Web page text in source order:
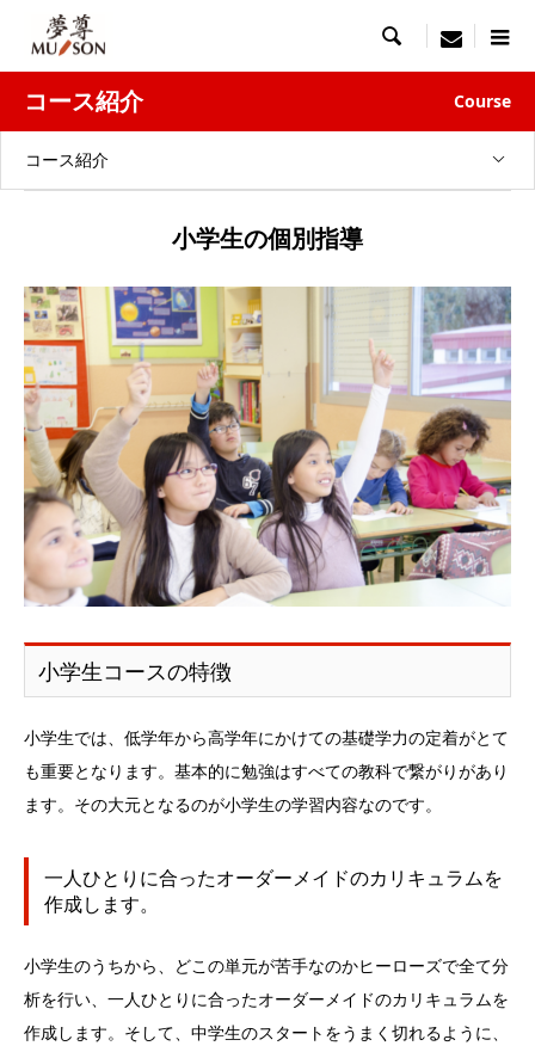
 menu
コース紹介 Course
コース紹介
小学生の個別指導
小学生コースの特徴
小学生では、低学年から高学年にかけての基礎学力の定着がとて
も重要となります。基本的に勉強はすべての教科で繋がりがあり
ます。その大元となるのが小学生の学習内容なのです。
一人ひとりに合ったオーダーメイドのカリキュラムを
作成します。
小学生のうちから、どこの単元が苦手なのかヒーローズで全て分
析を行い、一人ひとりに合ったオーダーメイドのカリキュラムを
作成します。そして、中学生のスタートをうまく切れるように、